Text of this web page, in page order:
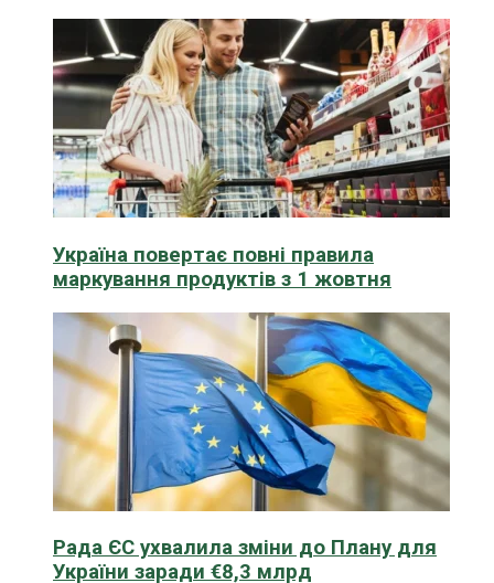
Україна повертає повні правила
маркування продуктів з 1 жовтня
Рада ЄС ухвалила зміни до Плану для
України заради €8,3 млрд